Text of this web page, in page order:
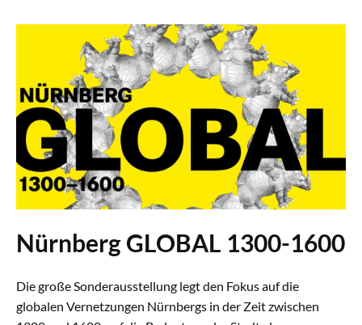
Nürnberg GLOBAL 1300-1600
Die große Sonderausstellung legt den Fokus auf die
globalen Vernetzungen Nürnbergs in der Zeit zwischen